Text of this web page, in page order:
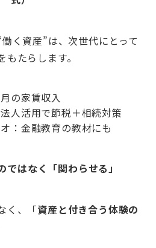
く資産”は、次世代にとって
たらします。
の家賃収入
人活用で節税＋相続対策
：金融教育の教材にも
はなく「関わらせる」
く、「資産と付き合う体験の